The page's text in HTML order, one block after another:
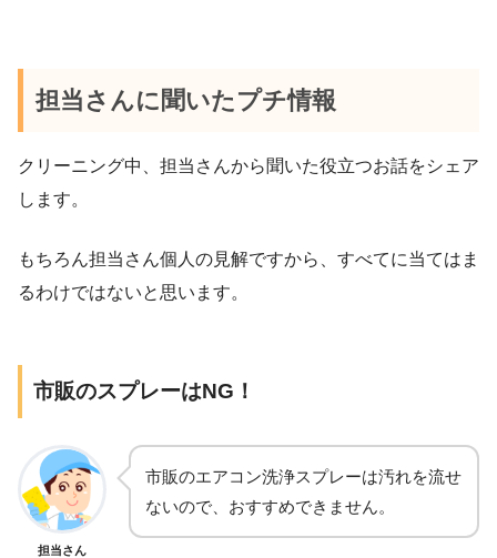
担当さんに聞いたプチ情報
クリーニング中、担当さんから聞いた役立つお話をシェア
します。
もちろん担当さん個人の見解ですから、すべてに当てはま
るわけではないと思います。
市販のスプレーはNG！
担当さん
市販のエアコン洗浄スプレーは汚れを流せ
ないので、おすすめできません。